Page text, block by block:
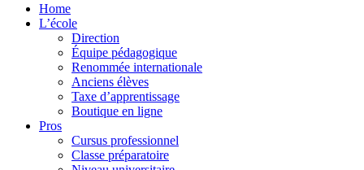
Home
L’école
Direction
Équipe pédagogique
Renommée internationale
Anciens élèves
Taxe d’apprentissage
Boutique en ligne
Pros
Cursus professionnel
Classe préparatoire